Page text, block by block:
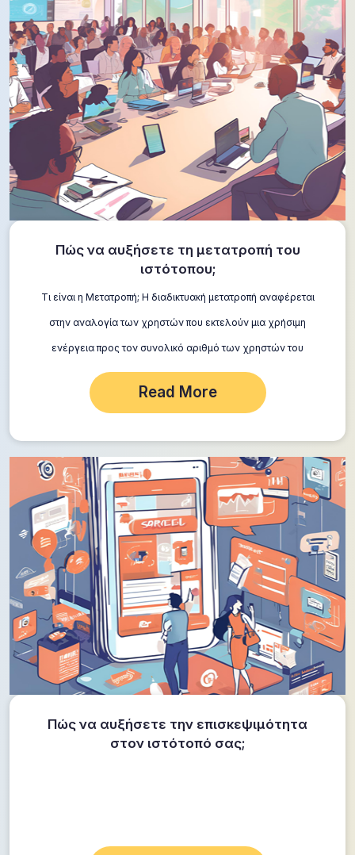
Πώς να αυξήσετε τη μετατροπή του
ιστότοπου;
Τι είναι η Μετατροπή; Η διαδικτυακή μετατροπή αναφέρεται
στην αναλογία των χρηστών που εκτελούν μια χρήσιμη
ενέργεια προς τον συνολικό αριθμό των χρηστών του
ιστότοπου. Πρόκειται για βασικό δείκτη της…
Read More
Πώς να αυξήσετε την επισκεψιμότητα
στον ιστότοπό σας;